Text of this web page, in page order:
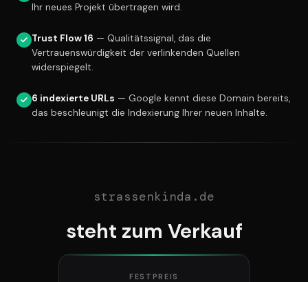
Ihr neues Projekt übertragen wird.
Trust Flow 16 — Qualitätssignal, das die
Vertrauenswürdigkeit der verlinkenden Quellen
widerspiegelt.
6 indexierte URLs — Google kennt diese Domain bereits,
das beschleunigt die Indexierung Ihrer neuen Inhalte.
strassenkinda.de
steht zum Verkauf
FESTPREIS